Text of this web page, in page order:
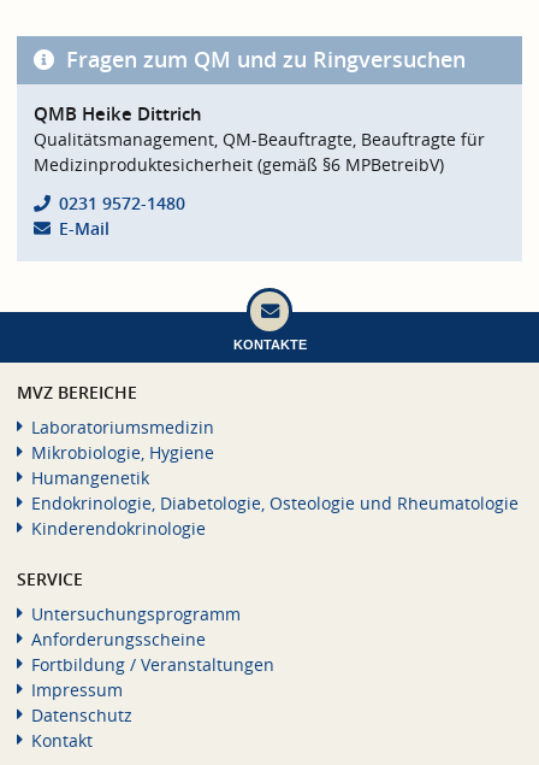
Fragen zum QM und zu Ringversuchen
QMB Heike Dittrich
Qualitätsmanagement, QM-Beauftragte, Beauftragte für
Medizinproduktesicherheit (gemäß §6 MPBetreibV)
0231 9572-1480
E-Mail
KONTAKTE
MVZ BEREICHE
Laboratoriumsmedizin
Mikrobiologie, Hygiene
Humangenetik
Endokrinologie, Diabetologie, Osteologie und Rheumatologie
Kinderendokrinologie
SERVICE
Untersuchungsprogramm
Anforderungsscheine
Fortbildung / Veranstaltungen
Impressum
Datenschutz
Kontakt